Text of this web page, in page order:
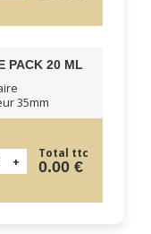
PACK 20 ML
35mm
Total ttc
0.00 €